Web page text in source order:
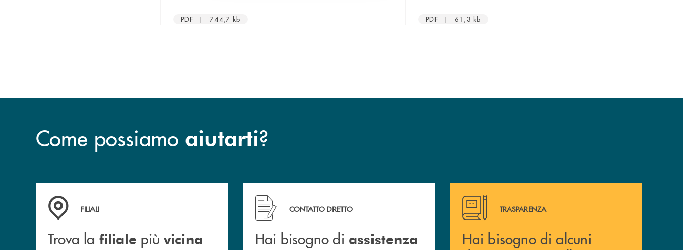
PDF | 744,7 kb PDF | 61,3 kb
Come possiamo aiutarti?
Trova la filiale più vicina a te
FILIALI
Trova la filiale più vicina
Hai bisogno di assistenza immediata ?
CONTATTO DIRETTO
Hai bisogno di assistenza
Hai bisogno di alcuni documenti? Vai alla pagina della
TRASPARENZA
Hai bisogno di alcuni